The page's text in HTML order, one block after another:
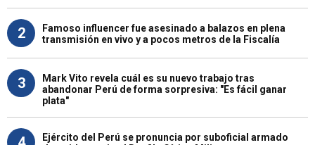
2
Famoso influencer fue asesinado a balazos en plena
transmisión en vivo y a pocos metros de la Fiscalía
3
Mark Vito revela cuál es su nuevo trabajo tras
abandonar Perú de forma sorpresiva: "Es fácil ganar
plata"
Ejército del Perú se pronuncia por suboficial armado